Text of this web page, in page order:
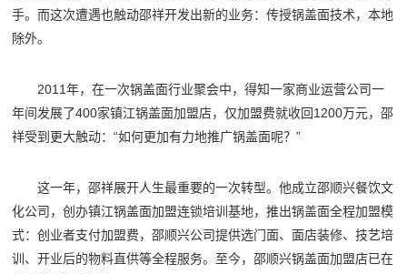
手。而这次遭遇也触动邵祥开发出新的业务：传授锅盖面技术，本地
除外。
2011年，在一次锅盖面行业聚会中，得知一家商业运营公司一
年间发展了400家镇江锅盖面加盟店，仅加盟费就收回1200万元，邵
祥受到更大触动：“如何更加有力地推广锅盖面呢？”
这一年，邵祥展开人生最重要的一次转型。他成立邵顺兴餐饮文
化公司，创办镇江锅盖面加盟连锁培训基地，推出锅盖面全程加盟模
式：创业者支付加盟费，邵顺兴公司提供选门面、面店装修、技艺培
训、开业后的物料直供等全程服务。至今，邵顺兴锅盖面加盟店已在